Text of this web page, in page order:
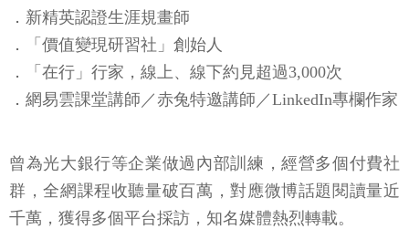
．新精英認證生涯規畫師
．「價值變現研習社」創始人
．「在行」行家，線上、線下約見超過3,000次
．網易雲課堂講師／赤兔特邀講師／LinkedIn專欄作家
曾為光大銀行等企業做過內部訓練，經營多個付費社
群，全網課程收聽量破百萬，對應微博話題閱讀量近
千萬，獲得多個平台採訪，知名媒體熱烈轉載。